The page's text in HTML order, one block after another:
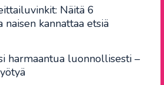
Näitä 6
naisen kannattaa etsiä
harmaantua luonnollisesti –